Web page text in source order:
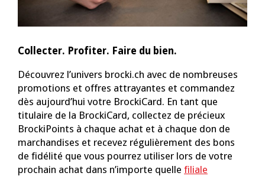
Collecter. Profiter. Faire du bien.
Découvrez l’univers brocki.ch avec de nombreuses
promotions et offres attrayantes et commandez
dès aujourd’hui votre BrockiCard. En tant que
titulaire de la BrockiCard, collectez de précieux
BrockiPoints à chaque achat et à chaque don de
marchandises et recevez régulièrement des bons
de fidélité que vous pourrez utiliser lors de votre
prochain achat dans n’importe quelle filiale